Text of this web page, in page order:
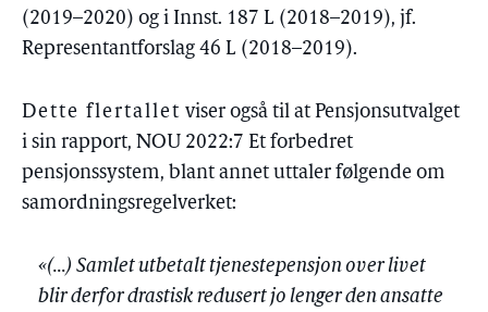
(2019–2020) og i Innst. 187 L (2018–2019), jf.
Representantforslag 46 L (2018–2019).
Dette flertallet viser også til at Pensjonsutvalget
i sin rapport, NOU 2022:7 Et forbedret
pensjonssystem, blant annet uttaler følgende om
samordningsregelverket:
«(…) Samlet utbetalt tjenestepensjon over livet
blir derfor drastisk redusert jo lenger den ansatte